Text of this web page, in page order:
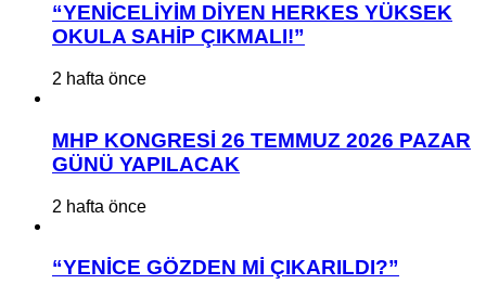
“YENİCELİYİM DİYEN HERKES YÜKSEK
OKULA SAHİP ÇIKMALI!”
2 hafta önce
MHP KONGRESİ 26 TEMMUZ 2026 PAZAR
GÜNÜ YAPILACAK
2 hafta önce
“YENİCE GÖZDEN Mİ ÇIKARILDI?”